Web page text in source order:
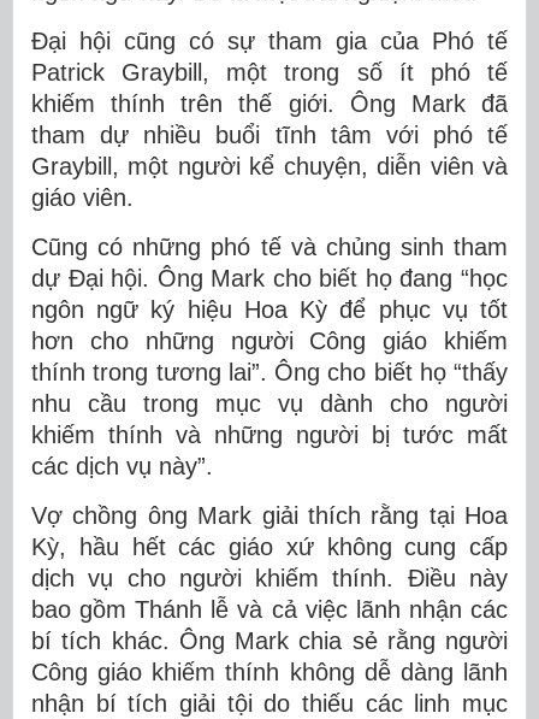
Đại hội cũng có sự tham gia của Phó tế
Patrick Graybill, một trong số ít phó tế
khiếm thính trên thế giới. Ông Mark đã
tham dự nhiều buổi tĩnh tâm với phó tế
Graybill, một người kể chuyện, diễn viên và
giáo viên.
Cũng có những phó tế và chủng sinh tham
dự Đại hội. Ông Mark cho biết họ đang “học
ngôn ngữ ký hiệu Hoa Kỳ để phục vụ tốt
hơn cho những người Công giáo khiếm
thính trong tương lai”. Ông cho biết họ “thấy
nhu cầu trong mục vụ dành cho người
khiếm thính và những người bị tước mất
các dịch vụ này”.
Vợ chồng ông Mark giải thích rằng tại Hoa
Kỳ, hầu hết các giáo xứ không cung cấp
dịch vụ cho người khiếm thính. Điều này
bao gồm Thánh lễ và cả việc lãnh nhận các
bí tích khác. Ông Mark chia sẻ rằng người
Công giáo khiếm thính không dễ dàng lãnh
nhận bí tích giải tội do thiếu các linh mục